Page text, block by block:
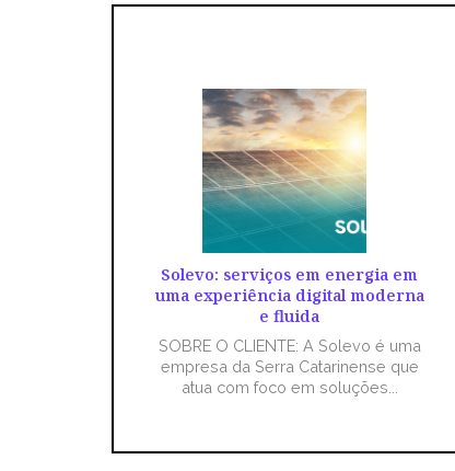
Solevo: serviços em energia em
uma experiência digital moderna
e fluida
SOBRE O CLIENTE: A Solevo é uma
empresa da Serra Catarinense que
atua com foco em soluções...